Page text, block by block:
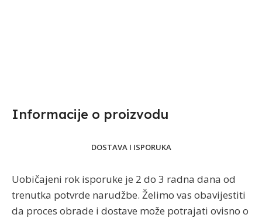
Informacije o proizvodu​
DOSTAVA I ISPORUKA
Uobičajeni rok isporuke je 2 do 3 radna dana od
trenutka potvrde narudžbe. Želimo vas obavijestiti
da proces obrade i dostave može potrajati ovisno o